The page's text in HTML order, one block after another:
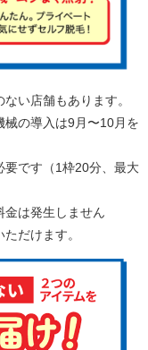
い店舗もあります。
の導入は9月〜10月を
です（1枠20分、最大
は発生しません
だけます。